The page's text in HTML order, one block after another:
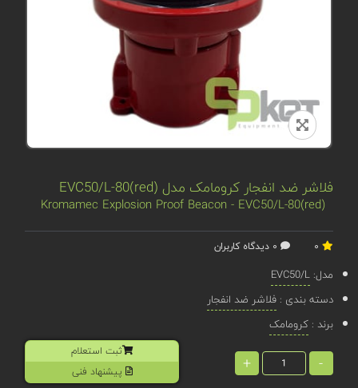
فلاشر ضد انفجار کرومامک مدل EVC50/L-80(red)
Kromamec Explosion Proof Beacon - EVC50/L-80(red)
مدل:EVC50/L
دسته بندی :فلاشر ضد انفجار
برند :کرومامک
-
+
ثبت استعلام
پیشنهاد فنی